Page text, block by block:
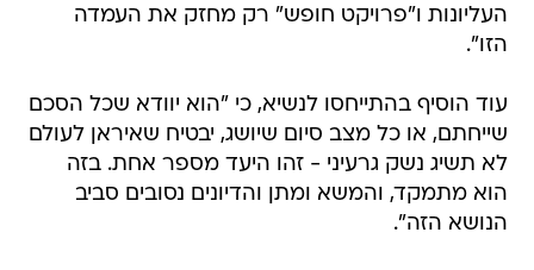
העליונות ו"פרויקט חופש" רק מחזק את העמדה
הזו".
עוד הוסיף בהתייחסו לנשיא, כי "הוא יוודא שכל הסכם
שייחתם, או כל מצב סיום שיושג, יבטיח שאיראן לעולם
לא תשיג נשק גרעיני - זהו היעד מספר אחת. בזה
הוא מתמקד, והמשא ומתן והדיונים נסובים סביב
הנושא הזה".